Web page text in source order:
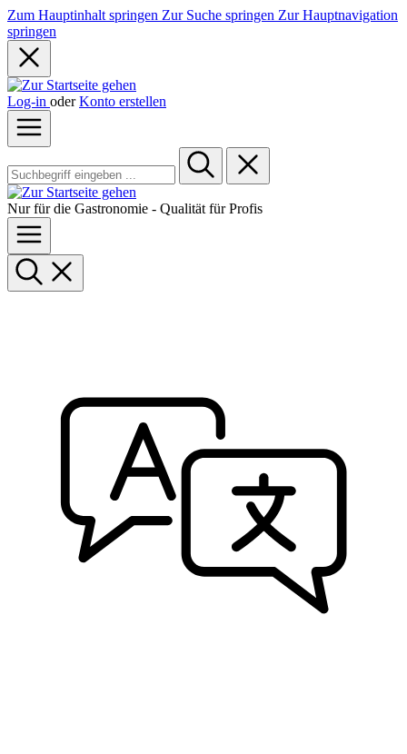
Zum Hauptinhalt springen Zur Suche springen Zur Hauptnavigation
springen
Log-in oder Konto erstellen
Nur für die Gastronomie - Qualität für Profis